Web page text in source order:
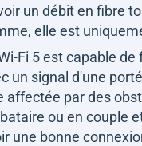
un débit en fibre
elle est
Fi 5 est capable
un signal d'une
affectée par des
ou en couple
une bonne